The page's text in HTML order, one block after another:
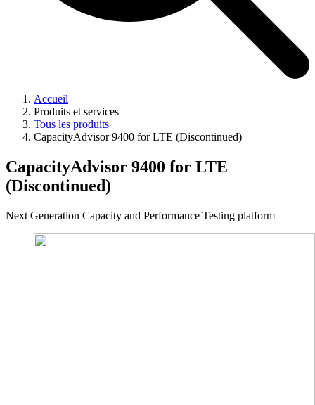
Accueil
Produits et services
Tous les produits
CapacityAdvisor 9400 for LTE (Discontinued)
CapacityAdvisor 9400 for LTE
(Discontinued)
Next Generation Capacity and Performance Testing platform